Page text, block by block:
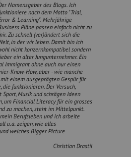
Namensgeber des Blogs. Ich
nach dem Motto "Trial,
& Learning". Mehrjährige
Pläne passen einfach nicht zu
Zu schnell (ver)ändert sich die
in der wir leben. Damit bin ich
nicht konzernkompatibel sondern
ein alter Jungunternehmer. Ein
Immigrant ohne auch nur einen
Know-How, aber - wie manche
einem ausgeprägten Gespür für
die funktionieren. Der Versuch,
Sport, Musik und schrägen Ideen
um Financial Literacy für ein grosses
zu machen, steht im Mittelpunkt.
Berufsleben und ich arbeite
u.a. zeigen, wie alles
welches Bigger Picture
Christian Drastil